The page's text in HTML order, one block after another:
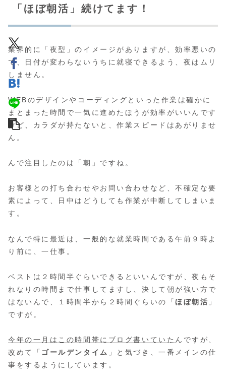
「ほぼ朝活」続けてます！
業界的に「夜型」のイメージがありますが、効率悪いの
で、日付が変わらないうちに就寝できるよう、夜はムリ
しません。
WEBのデザインやコーディングといった作業は確かに
まとまった時間で一気に進めたほうが効率がいいんです
けど、カラダが持たないと、作業スピードはあがりませ
ん。
んで注目したのは「朝」ですね。
お客様との打ち合わせやお問い合わせなど、不確定な要
素によって、日中はどうしても作業が中断してしまいま
す。
なんで特に最近は、一般的な就業時間である午前９時よ
り前に、一仕事。
ベストは２時間半ぐらいできるといいんですが、夜もそ
れなりの時間まで仕事してますし、決して朝が強い方で
はないんで、１時間半から２時間ぐらいの「ほぼ朝活 」
ですが。
今年の一月はこの時間帯にブログ書いていた んですが、
改めて「 ゴールデンタイム 」と気づき、一番メインの仕
事をするようにしています。